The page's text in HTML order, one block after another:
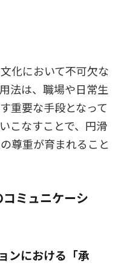
化において不可欠な
法は、職場や日常生
重要な手段となって
こなすことで、円滑
尊重が育まれること
コミュニケーシ
ンにおける「承